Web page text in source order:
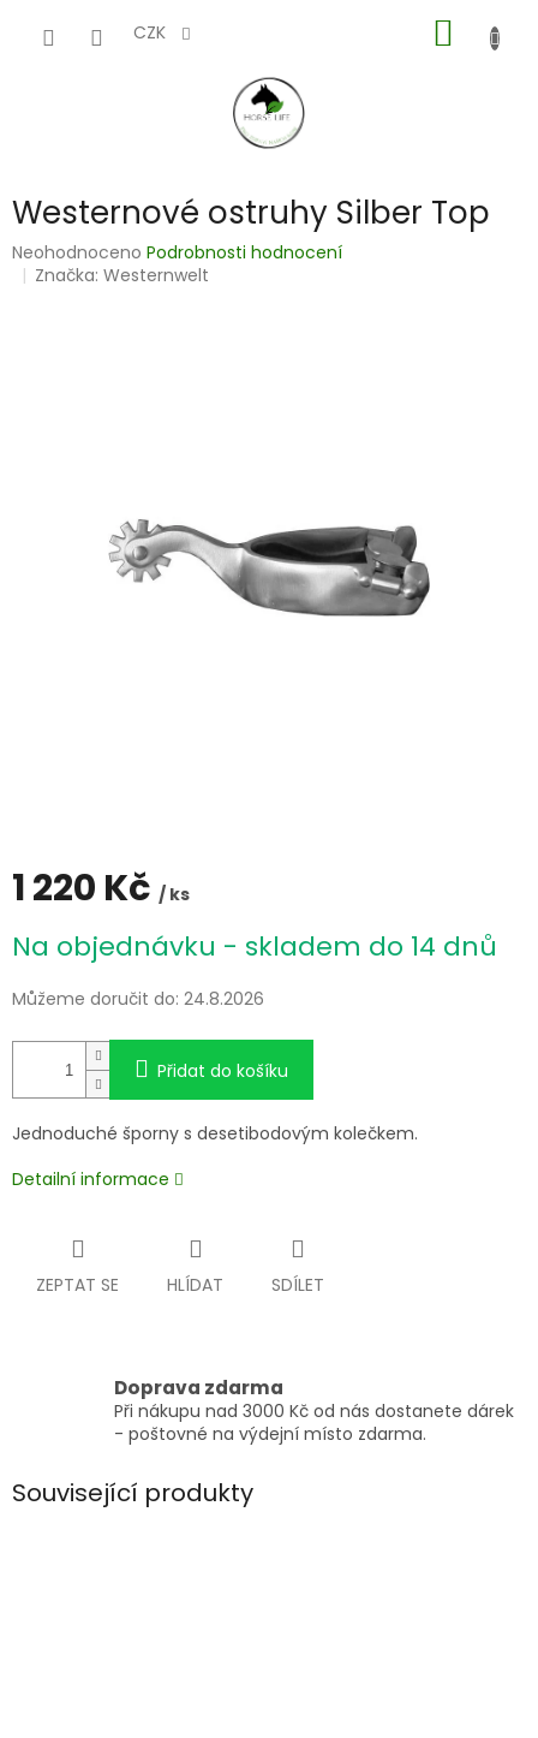
CZK
KOŠÍK
Westernové ostruhy Silber Top
Průměrné
hodnocení
Neohodnoceno Podrobnosti hodnocení
Značka:Westernwelt
1 220 Kč / ks
cena:
Na objednávku - skladem do 14 dnů
Můžeme doručit do: 24.8.2026
Přidat do košíku
Jednoduché šporny s desetibodovým kolečkem.
Detailní informace
ZEPTAT SE HLÍDAT SDÍLET
Doprava zdarma
Při nákupu nad 3000 Kč od nás dostanete dárek
- poštovné na výdejní místo zdarma.
Související produkty